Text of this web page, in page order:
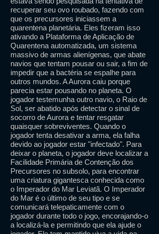
recuperar seu ovo roubado, fazendo com
que os precursores iniciassem a
quarentena planetária. Eles fizeram isso
ativando a Plataforma de Aplicação de
Quarentena automatizada, um sistema
massivo de armas alienígenas, que abate
navios que tentam pousar ou sair, a fim de
impedir que a bactéria se espalhe para
outros mundos. A Aurora caiu porque
parecia estar pousando no planeta. O
jogador testemunha outro navio, o Raio de
Sol, ser abatido após detectar o sinal de
socorro de Aurora e tentar resgatar
quaisquer sobreviventes. Quando o
jogador tenta desativar a arma, ela falha
devido ao jogador estar "infectado". Para
deixar o planeta, o jogador deve localizar a
Facilidade Primária de Contenção dos
Precursores no subsolo, para encontrar
uma criatura gigantesca conhecida como
o Imperador do Mar Leviatã. O Imperador
do Mar é o último de seu tipo e se
comunicará telepaticamente com o
jogador durante todo o jogo, encorajando-o
a localizá-la e permitindo que ela ajude o